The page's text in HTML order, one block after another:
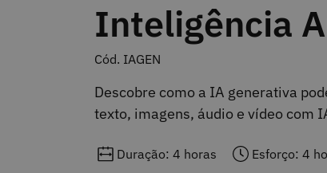
Inteligência
Cód. IAGEN
Descobre como a IA generativa
texto, imagens, áudio e vídeo com
Duração: 4 horas Esforço: 4